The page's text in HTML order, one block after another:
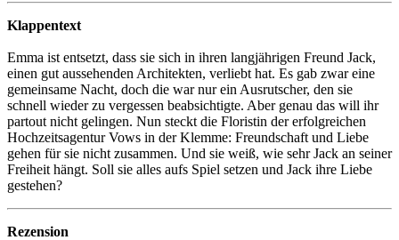
Klappentext
Emma ist entsetzt, dass sie sich in ihren langjährigen Freund Jack,
einen gut aussehenden Architekten, verliebt hat. Es gab zwar eine
gemeinsame Nacht, doch die war nur ein Ausrutscher, den sie
schnell wieder zu vergessen beabsichtigte. Aber genau das will ihr
partout nicht gelingen. Nun steckt die Floristin der erfolgreichen
Hochzeitsagentur Vows in der Klemme: Freundschaft und Liebe
gehen für sie nicht zusammen. Und sie weiß, wie sehr Jack an seiner
Freiheit hängt. Soll sie alles aufs Spiel setzen und Jack ihre Liebe
gestehen?
Rezension